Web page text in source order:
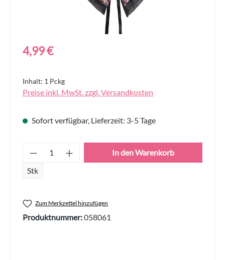
Regulärer Preis:
4,99 €
Inhalt: 1 Pckg
Preise inkl. MwSt. zzgl. Versandkosten
Sofort verfügbar, Lieferzeit: 3-5 Tage
Produkt Anzahl: Gib den gewünschten
Stk
In den Warenkorb
Zum Merkzettel hinzufügen
Produktnummer:058061